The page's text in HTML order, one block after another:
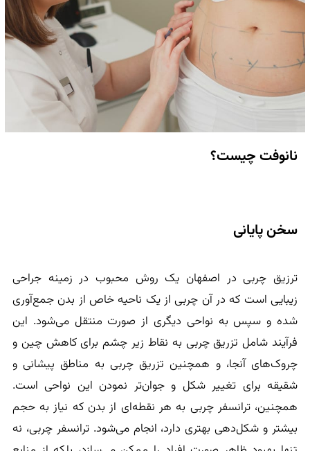
نانوفت چیست؟
سخن پایانی
ترزیق چربی در اصفهان یک روش محبوب در زمینه جراحی
زیبایی است که در آن چربی از یک ناحیه خاص از بدن جمع‌آوری
شده و سپس به نواحی دیگری از صورت منتقل می‌شود. این
فرآیند شامل تزریق چربی به نقاط زیر چشم برای کاهش چین و
چروک‌های آنجا، و همچنین تزریق چربی به مناطق پیشانی و
شقیقه برای تغییر شکل و جوان‌تر نمودن این نواحی است.
همچنین، ترانسفر چربی به هر نقطه‌ای از بدن که نیاز به حجم
بیشتر و شکل‌دهی بهتری دارد، انجام می‌شود. ترانسفر چربی، نه